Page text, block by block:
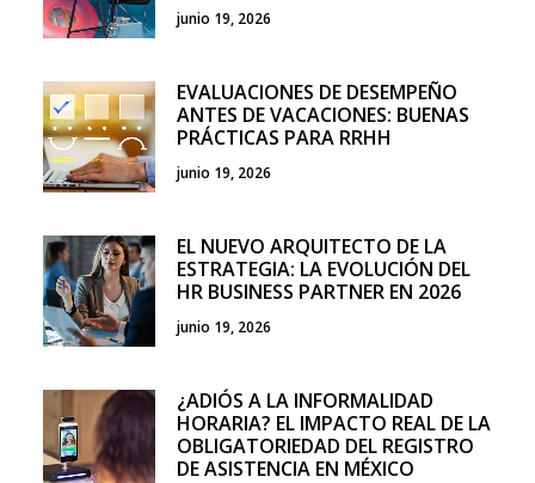
junio 19, 2026
EVALUACIONES DE DESEMPEÑO
ANTES DE VACACIONES: BUENAS
PRÁCTICAS PARA RRHH
junio 19, 2026
EL NUEVO ARQUITECTO DE LA
ESTRATEGIA: LA EVOLUCIÓN DEL
HR BUSINESS PARTNER EN 2026
junio 19, 2026
¿ADIÓS A LA INFORMALIDAD
HORARIA? EL IMPACTO REAL DE LA
OBLIGATORIEDAD DEL REGISTRO
DE ASISTENCIA EN MÉXICO